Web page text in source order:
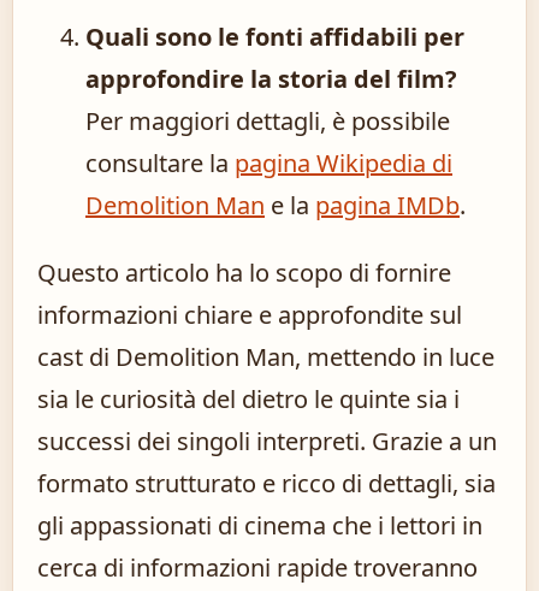
Quali sono le fonti affidabili per
approfondire la storia del film?
Per maggiori dettagli, è possibile
consultare la pagina Wikipedia di
Demolition Man e la pagina IMDb.
Questo articolo ha lo scopo di fornire
informazioni chiare e approfondite sul
cast di Demolition Man, mettendo in luce
sia le curiosità del dietro le quinte sia i
successi dei singoli interpreti. Grazie a un
formato strutturato e ricco di dettagli, sia
gli appassionati di cinema che i lettori in
cerca di informazioni rapide troveranno